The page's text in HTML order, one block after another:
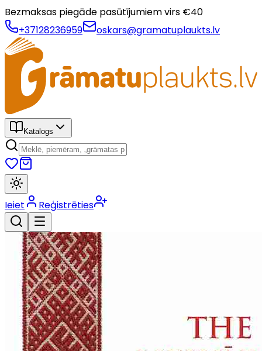
Bezmaksas piegāde pasūtījumiem virs €40
+37128236959
oskars@gramatuplaukts.lv
Katalogs
Ieiet Reģistrēties